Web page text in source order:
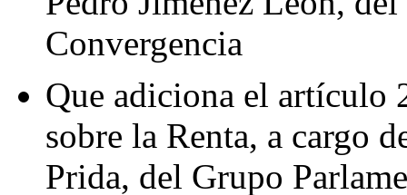
Convergencia
Que adiciona el artículo
sobre la Renta, a cargo
Prida, del Grupo